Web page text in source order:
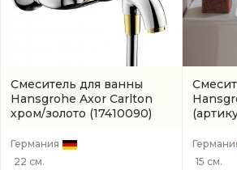
Смеситель для ванны
Hansgrohe Axor Carlton
хром/золото (17410090)
Германия
22 см.
15 см.